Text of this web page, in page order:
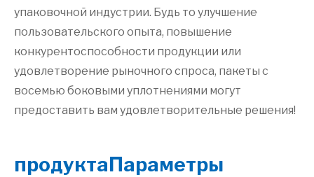
упаковочной индустрии. Будь то улучшение
пользовательского опыта, повышение
конкурентоспособности продукции или
удовлетворение рыночного спроса, пакеты с
восемью боковыми уплотнениями могут
предоставить вам удовлетворительные решения!
продуктаПараметры